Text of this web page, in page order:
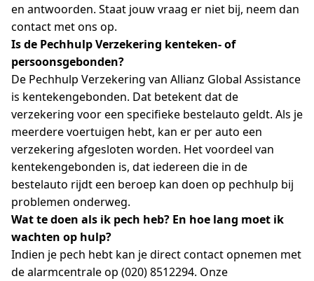
en antwoorden. Staat jouw vraag er niet bij, neem dan
contact met ons op.
Is de Pechhulp Verzekering kenteken- of
persoonsgebonden?
De Pechhulp Verzekering van Allianz Global Assistance
is kentekengebonden. Dat betekent dat de
verzekering voor een specifieke bestelauto geldt. Als je
meerdere voertuigen hebt, kan er per auto een
verzekering afgesloten worden. Het voordeel van
kentekengebonden is, dat iedereen die in de
bestelauto rijdt een beroep kan doen op pechhulp bij
problemen onderweg.
Wat te doen als ik pech heb? En hoe lang moet ik
wachten op hulp?
Indien je pech hebt kan je direct contact opnemen met
de alarmcentrale op (020) 8512294. Onze